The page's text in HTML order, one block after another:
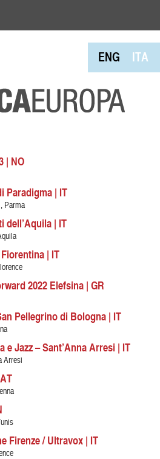
ENG ITA
| NO
Paradigma | IT
Parma
dell’Aquila | IT
| IT
2022 Elefsina | GR
Pellegrino di Bologna | IT
Jazz – Sant’Anna Arresi | IT
Arresi
Firenze / Ultravox | IT